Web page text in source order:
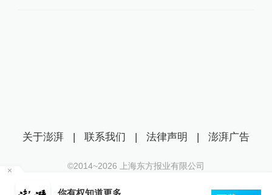
你有权知道更多
关于澎湃 | 联系我们 | 法律声明 | 澎湃广告
©2014~2026 上海东方报业有限公司